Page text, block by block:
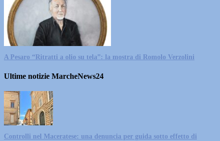
A Pesaro “Ritratti a olio su tela”: la mostra di Romolo Verzolini
Ultime notizie MarcheNews24
Controlli nel Maceratese: una denuncia per guida sotto effetto di